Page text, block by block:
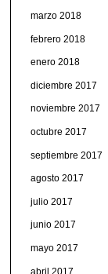
marzo 2018
febrero 2018
enero 2018
diciembre 2017
noviembre 2017
octubre 2017
septiembre 2017
agosto 2017
julio 2017
junio 2017
mayo 2017
abril 2017